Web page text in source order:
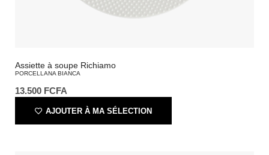
Assiette à soupe Richiamo
PORCELLANA BIANCA
13.500 FCFA
AJOUTER À MA SÉLECTION